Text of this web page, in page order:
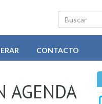
Buscar
CONTACTO
AGENDA